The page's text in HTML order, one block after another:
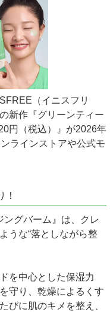
（イニスフリ
新作『グリーンティー
円（税込）』が2026年
ラインストアや公式モ
！
ングバーム』は、クレ
うな“落としながら整
を中心とした保湿力
守り、乾燥によるくす
びに肌のキメを整え、